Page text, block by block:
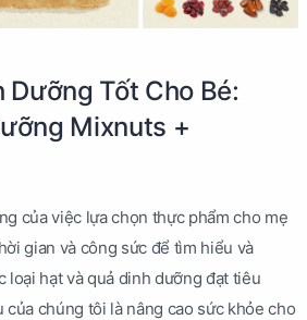
Dưỡng Tốt Cho Bé:
Mixnuts +
của việc lựa chọn thực phẩm cho mẹ
gian và công sức để tìm hiểu và
loại hạt và quả dinh dưỡng đạt tiêu
chúng tôi là nâng cao sức khỏe cho